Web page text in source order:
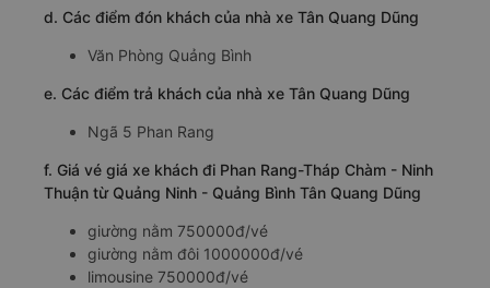
d. Các điểm đón khách của nhà xe Tân Quang Dũng
Văn Phòng Quảng Bình
e. Các điểm trả khách của nhà xe Tân Quang Dũng
Ngã 5 Phan Rang
f. Giá vé giá xe khách đi Phan Rang-Tháp Chàm - Ninh
Thuận từ Quảng Ninh - Quảng Bình Tân Quang Dũng
giường nằm 750000đ/vé
giường nằm đôi 1000000đ/vé
limousine 750000đ/vé